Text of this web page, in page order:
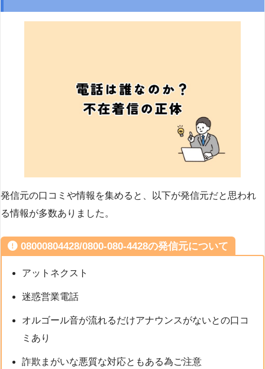
発信元の口コミや情報を集めると、以下が発信元だと思われ
る情報が多数ありました。
08000804428/0800-080-4428の発信元について
アットネクスト
迷惑営業電話
オルゴール音が流れるだけアナウンスがないとの口コ
ミあり
詐欺まがいな悪質な対応ともある為ご注意